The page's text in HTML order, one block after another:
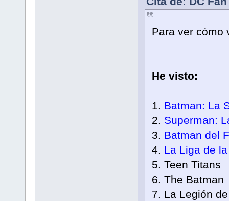
Para ver
He visto:
1. Batman: La
2. Superman:
3. Batman del
4. La Liga de
5. Teen Titans
6. The Batman
7. La Legión